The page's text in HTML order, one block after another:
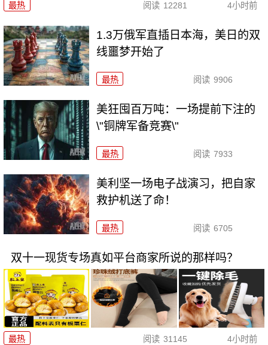
最热 阅读 12281 4小时前
1.3万俄军直插日本海，美日的双
线噩梦开始了
最热 阅读 9906
美狂囤百万吨：一场提前下注的
\"铜牌军备竞赛\"
最热 阅读 7933
美利坚一场电子战演习，把自家
救护机送了命！
最热 阅读 6705
双十一现货专场真如平台商家所说的那样吗？
最热 阅读 31145 4小时前